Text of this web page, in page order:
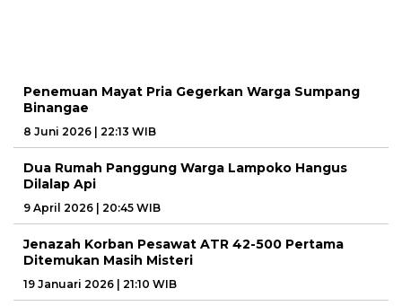
Penemuan Mayat Pria Gegerkan Warga Sumpang
Binangae
8 Juni 2026 | 22:13 WIB
Dua Rumah Panggung Warga Lampoko Hangus
Dilalap Api
9 April 2026 | 20:45 WIB
Jenazah Korban Pesawat ATR 42-500 Pertama
Ditemukan Masih Misteri
19 Januari 2026 | 21:10 WIB